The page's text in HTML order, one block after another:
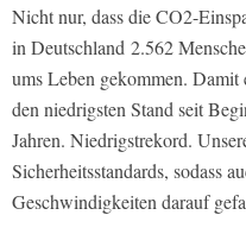
Nicht nur, dass die CO2-
in Deutschland 2.562
ums Leben gekommen.
den niedrigsten Stand seit
Jahren. Niedrigstrekord.
Sicherheitsstandards, sodass
Geschwindigkeiten darauf